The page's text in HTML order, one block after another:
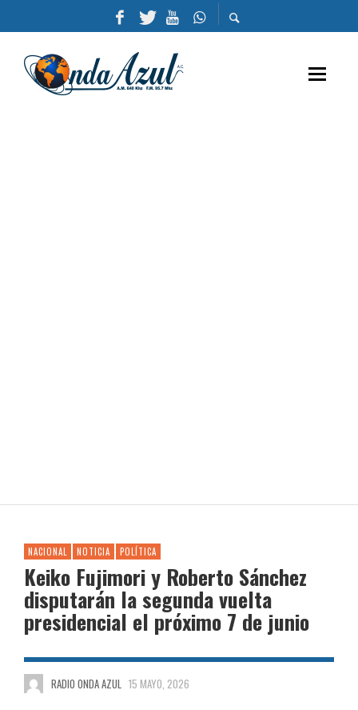
NACIONAL NOTICIA POLÍTICA
Keiko Fujimori y Roberto Sánchez
disputarán la segunda vuelta
presidencial el próximo 7 de junio
RADIO ONDA AZUL 15 MAYO, 2026